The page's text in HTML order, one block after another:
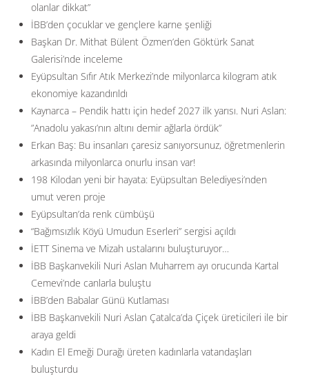
olanlar dikkat”
İBB’den çocuklar ve gençlere karne şenliği
Başkan Dr. Mithat Bülent Özmen’den Göktürk Sanat
Galerisi’nde inceleme
Eyüpsultan Sıfır Atık Merkezi’nde milyonlarca kilogram atık
ekonomiye kazandırıldı
Kaynarca – Pendik hattı için hedef 2027 ilk yarısı. Nuri Aslan:
”Anadolu yakası’nın altını demir ağlarla ördük”
Erkan Baş: Bu insanları çaresiz sanıyorsunuz, öğretmenlerin
arkasında milyonlarca onurlu insan var!
198 Kilodan yeni bir hayata: Eyüpsultan Belediyesi’nden
umut veren proje
Eyüpsultan’da renk cümbüşü
“Bağımsızlık Köyü Umudun Eserleri” sergisi açıldı
İETT Sinema ve Mizah ustalarını buluşturuyor…
İBB Başkanvekili Nuri Aslan Muharrem ayı orucunda Kartal
Cemevi’nde canlarla buluştu
İBB’den Babalar Günü Kutlaması
İBB Başkanvekili Nuri Aslan Çatalca’da Çiçek üreticileri ile bir
araya geldi
Kadın El Emeği Durağı üreten kadınlarla vatandaşları
buluşturdu